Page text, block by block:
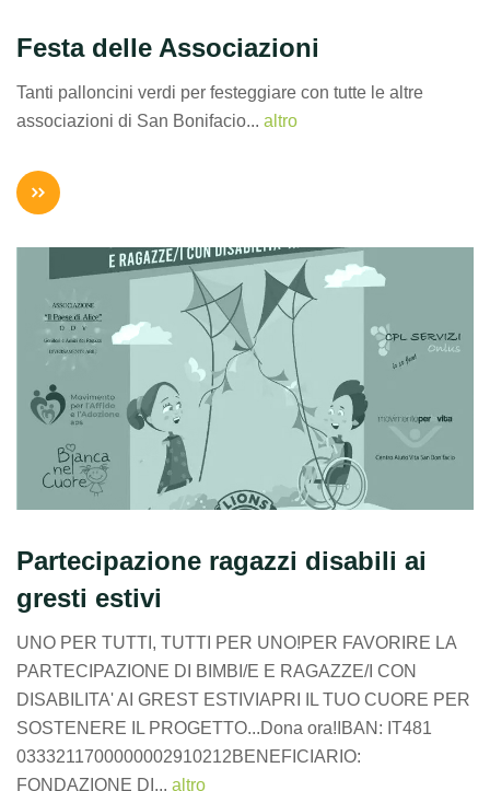
Festa delle Associazioni
Tanti palloncini verdi per festeggiare con tutte le altre
associazioni di San Bonifacio... altro
Partecipazione ragazzi disabili ai
gresti estivi
UNO PER TUTTI, TUTTI PER UNO!PER FAVORIRE LA
PARTECIPAZIONE DI BIMBI/E E RAGAZZE/I CON
DISABILITA' AI GREST ESTIVIAPRI IL TUO CUORE PER
SOSTENERE IL PROGETTO...Dona ora!IBAN: IT481
0333211700000002910212BENEFICIARIO:
FONDAZIONE DI... altro